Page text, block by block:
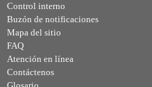
Control interno
Buzón de notificaciones
Mapa del sitio
FAQ
Atención en línea
Contáctenos